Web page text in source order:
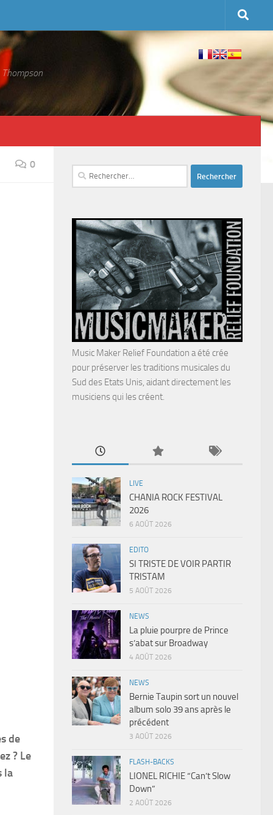
0
de
? Le
la
Rechercher :
Music Maker Relief Foundation a été crée
pour préserver les traditions musicales du
Sud des Etats Unis, aidant directement les
musiciens qui les créent.
LIVE
CHANIA ROCK FESTIVAL
2026
6 AOÛT 2026
EDITO
SI TRISTE DE VOIR PARTIR
TRISTAM
5 AOÛT 2026
NEWS
La pluie pourpre de Prince
s’abat sur Broadway
4 AOÛT 2026
NEWS
Bernie Taupin sort un nouvel
album solo 39 ans après le
précédent
3 AOÛT 2026
FLASH-BACKS
LIONEL RICHIE “Can’t Slow
Down”
2 AOÛT 2026